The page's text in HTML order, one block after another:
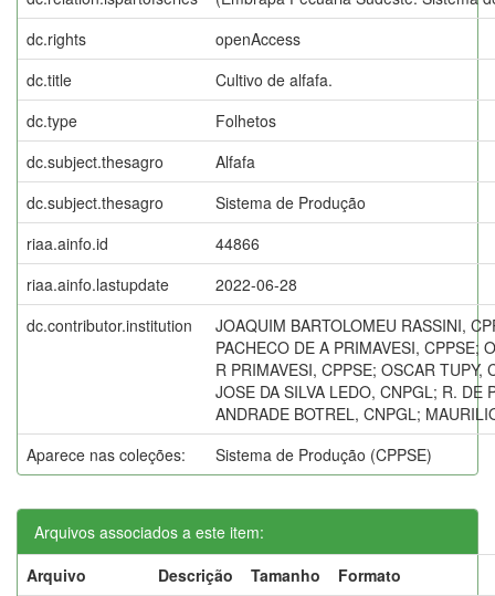
dc.rights
openAccess
dc.title
Cultivo de alfafa.
dc.type
Folhetos
dc.subject.thesagro
Alfafa
dc.subject.thesagro
Sistema de Produção
riaa.ainfo.id
44866
riaa.ainfo.lastupdate
2022-06-28
dc.contributor.institution
JOAQUIM BARTOLOMEU RASSINI,
PACHECO DE A PRIMAVESI, CPPSE;
R PRIMAVESI, CPPSE; OSCAR TUPY,
JOSE DA SILVA LEDO, CNPGL; R. DE
ANDRADE BOTREL, CNPGL;
Aparece nas coleções:
Sistema de Produção (CPPSE)
Arquivos associados a este item:
Arquivo
Descrição Tamanho
Formato